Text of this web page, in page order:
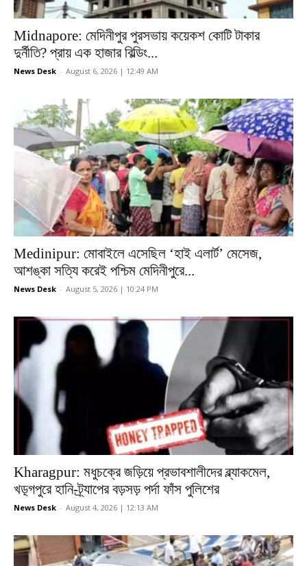
Midnapore: মেদিনীপুর পুরসভায় কয়েকশ কোটি টাকার
দুর্নীতি? প্রায় এক হাজার বিল্ডিং...
News Desk - August 6, 2026 | 12:49 AM
Medinipur: মোবাইলে এসেছিল ‘হাই এলার্ট’ মেসেজ,
আশঙ্কা সত্যি করেই পশ্চিম মেদিনীপুরে...
News Desk - August 5, 2026 | 10:24 PM
Kharagpur: মধুচক্রে জড়িয়ে প্রভাবশালীদের ব্ল্যাকমেল,
খড়্গপুরে হানি-ট্র্যাপের বড়সড় পর্দা ফাঁস পুলিশের
News Desk - August 4, 2026 | 12:13 AM